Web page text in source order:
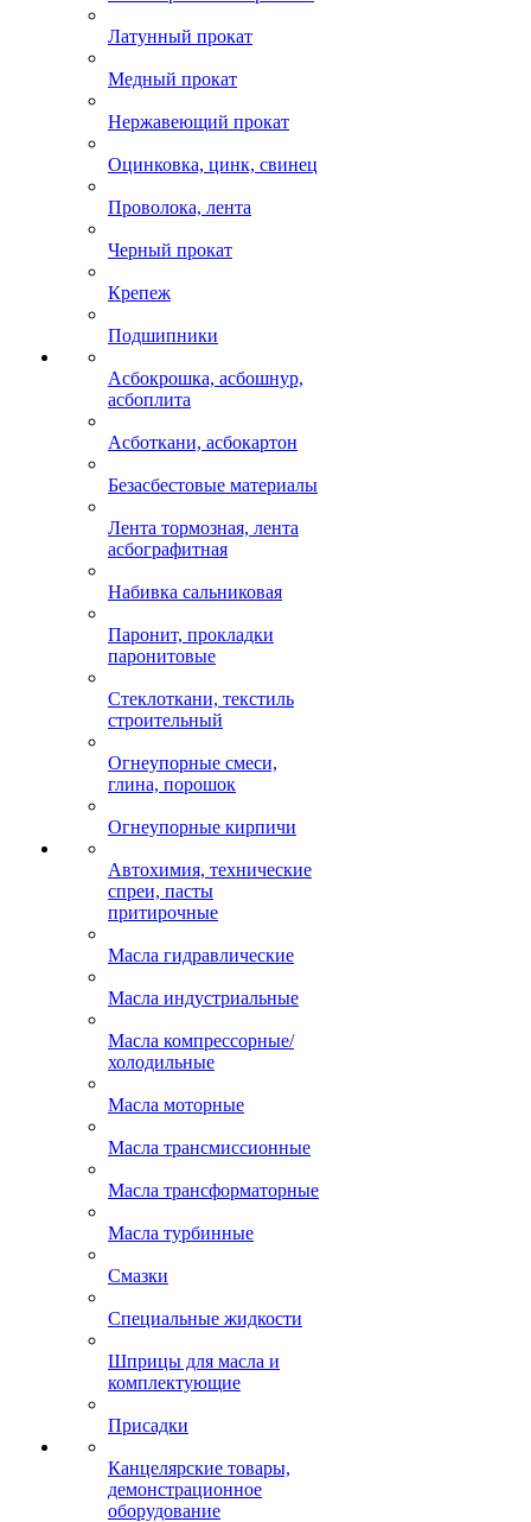
Латунный прокат
Медный прокат
Нержавеющий прокат
Оцинковка, цинк, свинец
Проволока, лента
Черный прокат
Крепеж
Подшипники
Асбокрошка, асбошнур,
асбоплита
Асботкани, асбокартон
Безасбестовые материалы
Лента тормозная, лента
асбографитная
Набивка сальниковая
Паронит, прокладки
паронитовые
Стеклоткани, текстиль
строительный
Огнеупорные смеси,
глина, порошок
Огнеупорные кирпичи
Автохимия, технические
спреи, пасты
притирочные
Масла гидравлические
Масла индустриальные
Масла компрессорные/
холодильные
Масла моторные
Масла трансмиссионные
Масла трансформаторные
Масла турбинные
Смазки
Специальные жидкости
Шприцы для масла и
комплектующие
Присадки
Канцелярские товары,
демонстрационное
оборудование